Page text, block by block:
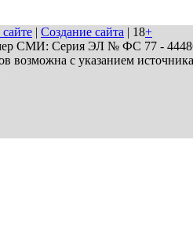
| Создание сайта | 18+
СМИ: Серия ЭЛ № ФС 77 - 44486
возможна с указанием